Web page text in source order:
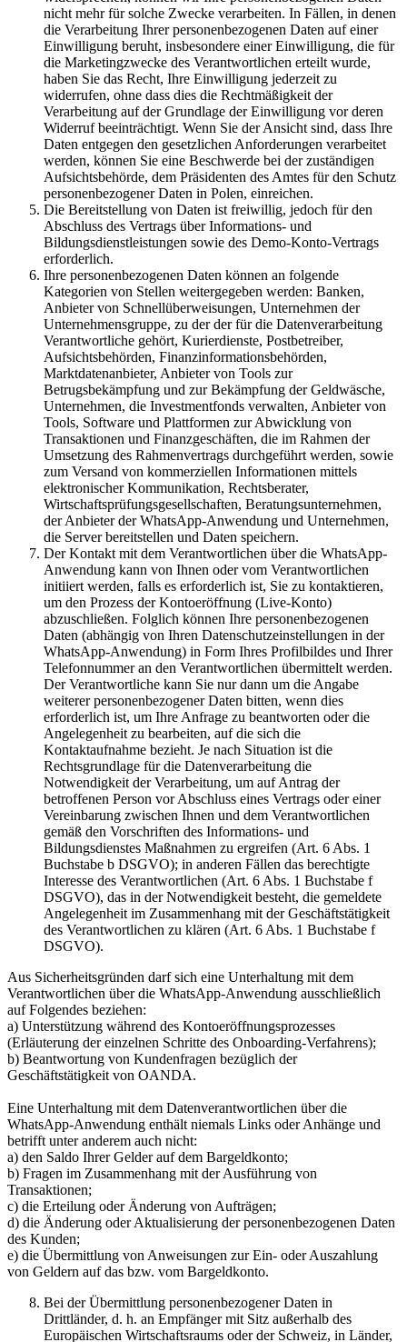
nicht mehr für solche Zwecke verarbeiten. In Fällen, in denen
die Verarbeitung Ihrer personenbezogenen Daten auf einer
Einwilligung beruht, insbesondere einer Einwilligung, die für
die Marketingzwecke des Verantwortlichen erteilt wurde,
haben Sie das Recht, Ihre Einwilligung jederzeit zu
widerrufen, ohne dass dies die Rechtmäßigkeit der
Verarbeitung auf der Grundlage der Einwilligung vor deren
Widerruf beeinträchtigt. Wenn Sie der Ansicht sind, dass Ihre
Daten entgegen den gesetzlichen Anforderungen verarbeitet
werden, können Sie eine Beschwerde bei der zuständigen
Aufsichtsbehörde, dem Präsidenten des Amtes für den Schutz
personenbezogener Daten in Polen, einreichen.
Die Bereitstellung von Daten ist freiwillig, jedoch für den
Abschluss des Vertrags über Informations- und
Bildungsdienstleistungen sowie des Demo-Konto-Vertrags
erforderlich.
Ihre personenbezogenen Daten können an folgende
Kategorien von Stellen weitergegeben werden: Banken,
Anbieter von Schnellüberweisungen, Unternehmen der
Unternehmensgruppe, zu der der für die Datenverarbeitung
Verantwortliche gehört, Kurierdienste, Postbetreiber,
Aufsichtsbehörden, Finanzinformationsbehörden,
Marktdatenanbieter, Anbieter von Tools zur
Betrugsbekämpfung und zur Bekämpfung der Geldwäsche,
Unternehmen, die Investmentfonds verwalten, Anbieter von
Tools, Software und Plattformen zur Abwicklung von
Transaktionen und Finanzgeschäften, die im Rahmen der
Umsetzung des Rahmenvertrags durchgeführt werden, sowie
zum Versand von kommerziellen Informationen mittels
elektronischer Kommunikation, Rechtsberater,
Wirtschaftsprüfungsgesellschaften, Beratungsunternehmen,
der Anbieter der WhatsApp-Anwendung und Unternehmen,
die Server bereitstellen und Daten speichern.
Der Kontakt mit dem Verantwortlichen über die WhatsApp-
Anwendung kann von Ihnen oder vom Verantwortlichen
initiiert werden, falls es erforderlich ist, Sie zu kontaktieren,
um den Prozess der Kontoeröffnung (Live-Konto)
abzuschließen. Folglich können Ihre personenbezogenen
Daten (abhängig von Ihren Datenschutzeinstellungen in der
WhatsApp-Anwendung) in Form Ihres Profilbildes und Ihrer
Telefonnummer an den Verantwortlichen übermittelt werden.
Der Verantwortliche kann Sie nur dann um die Angabe
weiterer personenbezogener Daten bitten, wenn dies
erforderlich ist, um Ihre Anfrage zu beantworten oder die
Angelegenheit zu bearbeiten, auf die sich die
Kontaktaufnahme bezieht. Je nach Situation ist die
Rechtsgrundlage für die Datenverarbeitung die
Notwendigkeit der Verarbeitung, um auf Antrag der
betroffenen Person vor Abschluss eines Vertrags oder einer
Vereinbarung zwischen Ihnen und dem Verantwortlichen
gemäß den Vorschriften des Informations- und
Bildungsdienstes Maßnahmen zu ergreifen (Art. 6 Abs. 1
Buchstabe b DSGVO); in anderen Fällen das berechtigte
Interesse des Verantwortlichen (Art. 6 Abs. 1 Buchstabe f
DSGVO), das in der Notwendigkeit besteht, die gemeldete
Angelegenheit im Zusammenhang mit der Geschäftstätigkeit
des Verantwortlichen zu klären (Art. 6 Abs. 1 Buchstabe f
DSGVO).
Aus Sicherheitsgründen darf sich eine Unterhaltung mit dem
Verantwortlichen über die WhatsApp-Anwendung ausschließlich
auf Folgendes beziehen:
a) Unterstützung während des Kontoeröffnungsprozesses
(Erläuterung der einzelnen Schritte des Onboarding-Verfahrens);
b) Beantwortung von Kundenfragen bezüglich der
Geschäftstätigkeit von OANDA.
Eine Unterhaltung mit dem Datenverantwortlichen über die
WhatsApp-Anwendung enthält niemals Links oder Anhänge und
betrifft unter anderem auch nicht:
a) den Saldo Ihrer Gelder auf dem Bargeldkonto;
b) Fragen im Zusammenhang mit der Ausführung von
Transaktionen;
c) die Erteilung oder Änderung von Aufträgen;
d) die Änderung oder Aktualisierung der personenbezogenen Daten
des Kunden;
e) die Übermittlung von Anweisungen zur Ein- oder Auszahlung
von Geldern auf das bzw. vom Bargeldkonto.
Bei der Übermittlung personenbezogener Daten in
Drittländer, d. h. an Empfänger mit Sitz außerhalb des
Europäischen Wirtschaftsraums oder der Schweiz, in Länder,